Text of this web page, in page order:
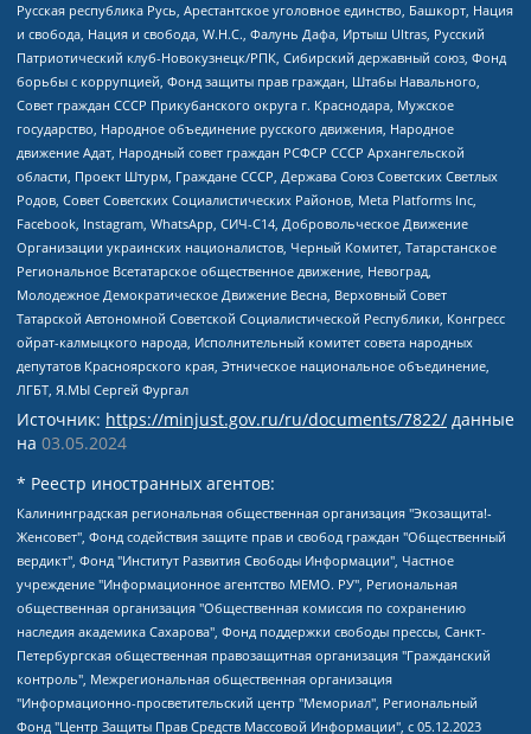
Русская республика Русь, Арестантское уголовное единство, Башкорт, Нация
и свобода, Нация и свобода, W.H.С., Фалунь Дафа, Иртыш Ultras, Русский
Патриотический клуб-Новокузнецк/РПК, Сибирский державный союз, Фонд
борьбы с коррупцией, Фонд защиты прав граждан, Штабы Навального,
Совет граждан СССР Прикубанского округа г. Краснодара, Мужское
государство, Народное объединение русского движения, Народное
движение Адат, Народный совет граждан РСФСР СССР Архангельской
области, Проект Штурм, Граждане СССР, Держава Союз Советских Светлых
Родов, Совет Советских Социалистических Районов, Meta Platforms Inc,
Facebook, Instagram, WhatsApp, СИЧ-С14, Добровольческое Движение
Организации украинских националистов, Черный Комитет, Татарстанское
Региональное Всетатарское общественное движение, Невоград,
Молодежное Демократическое Движение Весна, Верховный Совет
Татарской Автономной Советской Социалистической Республики, Конгресс
ойрат-калмыцкого народа, Исполнительный комитет совета народных
депутатов Красноярского края, Этническое национальное объединение,
ЛГБТ, Я.МЫ Сергей Фургал
Источник: https://minjust.gov.ru/ru/documents/7822/ данные
на 03.05.2024
* Реестр иностранных агентов:
Калининградская региональная общественная организация "Экозащита!-Женсовет", Фонд содействия защите прав и свобод граждан "Общественный вердикт", Фонд "Институт Развития Свободы Информации", Частное учреждение "Информационное агентство МЕМО. РУ", Региональная общественная организация "Общественная комиссия по сохранению наследия академика Сахарова", Фонд поддержки свободы прессы, Санкт-Петербургская общественная правозащитная организация "Гражданский контроль", Межрегиональная общественная организация "Информационно-просветительский центр "Мемориал", Региональный Фонд "Центр Защиты Прав Средств Массовой Информации", с 05.12.2023 Фонд "Центр Защиты Прав Средств массовой информации", Региональная общественная благотворительная организация помощи беженцам и мигрантам "Гражданское содействие", Негосударственное образовательное учреждение дополнительного профессионального образования (повышение квалификации) специалистов "АКАДЕМИЯ ПО ПРАВАМ ЧЕЛОВЕКА", Свердловская региональная общественная организация "Сутяжник", Автономная некоммерческая организация "Центр независимых социологических исследований", Союз общественных объединений "Российский исследовательский центр по правам человека", Региональное общественное учреждение научно-информационный центр "МЕМОРИАЛ", Некоммерческая организация "Фонд защиты гласности", Автономная некоммерческая организация "Институт прав человека", Городская общественная организация "Екатеринбургское общество "МЕМОРИАЛ", Городская общественная организация "Рязанское историко-просветительское и правозащитное общество "Мемориал" (Рязанский Мемориал), Челябинский региональный орган общественной самодеятельности – женское общественное объединение "Женщины Евразии", Челябинский региональный орган общественной самодеятельности "Уральская правозащитная группа", Фонд содействия защите здоровья и социальной справедливости имени Андрея Рылькова, Автономная Некоммерческая Организация "Аналитический Центр Юрия Левады", Автономная некоммерческая организация социальной поддержки населения "Проект Апрель", Региональная общественная организация помощи женщинам и детям, находящимся в кризисной ситуации "Информационно-методический центр "Анна", Фонд содействия развитию массовых коммуникаций и правовому просвещению "Так-так-Так", Фонд содействия устойчивому развитию "Серебряная тайга", Свердловский региональный общественный фонд социальных проектов "Новое время", "Idel.Реалии", Кавказ.Реалии, Крым.Реалии, Телеканал Настоящее Время, Татаро-башкирская служба Радио Свобода (Azatliq Radiosi), Радио Свободная Европа/Радио Свобода (PCE/PC), "Сибирь.Реалии", "Фактограф", Благотворительный фонд помощи осужденным и их семьям, Автономная некоммерческая организация "Институт глобализации и социальных движений", Фонд "В защиту прав заключенных", Частное учреждение "Центр поддержки и содействия развитию средств массовой информации", Пензенский региональный общественный благотворительный фонд "Гражданский союз", "Север.Реалии", Некоммерческая организация Фонд "Правовая инициатива", Общество с ограниченной ответственностью "Радио Свободная Европа/Радио Свобода", Чешское информационное агентство "MEDIUM-ORIENT", Красноярская региональная общественная организация "Мы против СПИДа", Камалягин Денис Николаевич, Маркелов Сергей Евгеньевич, Пономарев Лев Александрович, Савицкая Людмила Алексеевна, Автономная некоммерческая организация "Центр по работе с проблемой насилия "НАСИЛИЮ.НЕТ", Межрегиональный профессиональный союз работников здравоохранения "Альянс врачей", Юридическое лицо, зарегистрированное в Латвийской Республике, SIA "Medusa Project" (регистрационный номер 40103797863, дата регистрации 10.06.2014), Некоммерческая организация "Фонд по борьбе с коррупцией", Автономная некоммерческая организация "Институт права и публичной политики", Баданин Роман Сергеевич, Гликин Максим Александрович, Железнова Мария Михайловна, Лукьянова Юлия Сергеевна, Маетная Елизавета Витальевна, Маняхин Петр Борисович, Чуракова Ольга Владимировна, Ярош Юлия Петровна, Юридическое лицо "The Insider SIA", зарегистрированное в Риге, Латвийская Республика (дата регистрации 26.06.2015), являющееся администратором доменного имени интернет-издания "The Insider SIA", https://theins.ru, Постернак Алексей Евгеньевич, Рубин Михаил Аркадьевич, Анин Роман Александрович, Юридическое лицо Istories fonds, зарегистрированное в Латвийской Республике (регистрационный номер 50008295751, дата регистрации 24.02.2020), Великовский Дмитрий Александрович, Долинина Ирина Николаевна, Мароховская Алеся Алексеевна, Шлейнов Роман Юрьевич, Шмагун Олеся Валентиновна, Общество с ограниченной ответственностью "Альтаир 2021", Общество с ограниченной ответственностью "Вега 2021", Общество с ограниченной ответственностью "Главный редактор 2021", Общество с ограниченной ответственностью "Ромашки монолит", Важенков Артем Валерьевич, Ивановская областная общественная организация "Центр гендерных исследований", Гурман Юрий Альбертович, Медиапроект "ОВД-Инфо", Егоров Владимир Владимирович, Жилинский Владимир Александрович, Общество с ограниченной ответственностью "ЗП", Иванова София Юрьевна, Карезина Инна Павловна, Кильтау Екатерина Викторовна, Петров Алексей Викторович, Пискунов Сергей Евгеньевич, Смирнов Сергей Сергеевич, Тихонов Михаил Сергеевич, Общество с ограниченной ответственностью "ЖУРНАЛИСТ-ИНОСТРАННЫЙ АГЕНТ", Арапова Галина Юрьевна, Вольтская Татьяна Анатольевна, Американская компания "Mason G.E.S. Anonymous Foundation" (США), являющаяся владельцем интернет-издания https://mnews.world/, Компания "Stichting Bellingcat", зарегистрированная в Нидерландах (дата регистрации 11.07.2018), Захаров Андрей Вячеславович, Клепиковская Екатерина Дмитриевна, Общество с ограниченной ответственностью "МЕМО", Перл Роман Александрович, Симонов Евгений Алексеевич, Соловьева Елена Анатольевна, Сотников Даниил Владимирович, Сурначева Елизавета Дмитриевна, Автономная некоммерческая организация по защите прав человека и информированию населения "Якутия – Наше Мнение", Общество с ограниченной ответственностью "Москоу диджитал медиа", с 26.01.2023 Общество с ограниченной ответственностью "Чайка Белые сады", Ветошкина Валерия Валерьевна, Заговора Максим Александрович, Межрегиональное общественное движение "Российская ЛГБТ - сеть", Оленичев Максим Владимирович, Павлов Иван Юрьевич, Скворцова Елена Сергеевна, Общество с ограниченной ответственностью "Как бы инагент", Кочетков Игорь Викторович, Общество с ограниченной ответственностью "Честные выборы", Еланчик Олег Александрович, Общество с ограниченной ответственностью "Нобелевский призыв", Гималова Регина Эмилевна, Григорьев Андрей Валерьевич, Григорьева Алина Александровна, Ассоциация по содействию защите прав призывников, альтернативнослужащих и военнослужащих "Правозащитная группа "Гражданин.Армия.Право", Хисамова Регина Фаритовна, Автономная некоммерческая организация по реализации социально-правовых программ "Лилит", Дальневосточное общественное движение "Маяк", Санкт-Петербургская ЛГБТ-инициативная группа "Выход", Инициативная группа ЛГБТ+ "Реверс", Алексеев Андрей Викторович, Бекбулатова Таисия Львовна, Беляев Иван Михайлович, Владыкина Елена Сергеевна, Гельман Марат Александрович, Никульшина Вероника Юрьевна, Толоконникова Надежда Андреевна, Шендерович Виктор Анатольевич, Общество с ограниченной ответственностью "Данное сообщение", Общество с ограниченной ответственностью Издательский дом "Новая глава", Айнбиндер Александра Александровна, Московский комьюнити-центр для ЛГБТ+инициатив, Благотворительный фонд развития филантропии, Deutsche Welle (Германия, Kurt-Schumacher-Strasse 3, 53113 Bonn), Борзунова Мария Михайловна, Воробьев Виктор Викторович, Голубева Анна Львовна, Константинова Алла Михайловна, Малкова Ирина Владимировна, Мурадов Мурад Абдулгалимович, Осетинская Елизавета Николаевна, Понасенков Евгений Николаевич, Ганапольский Матвей Юрьевич, Киселев Евгений Алексеевич, Борухович Ирина Григорьевна, Дремин Иван Тимофеевич, Дубровский Дмитрий Викторович, Красноярская региональная общественная организация поддержки и развития альтернативных образовательных технологий и межкультурных коммуникаций "ИНТЕРРА", Маяковская Екатерина Алексеевна, Фейгин Марк Захарович, Филимонов Андрей Викторович, Дзугкоева Регина Николаевна, Доброхотов Роман Александрович, Дудь Юрий Александрович, Елкин Сергей Владимирович, Кругликов Кирилл Игоревич, Сабунаева Мария Леонидовна, Семенов Алексей Владимирович, Шаинян Карен Багратович, Шульман Екатерина Михайловна, Асафьев Артур Валерьевич, Вахштайн Виктор Семенович, Венедиктов Алексей Алексеевич, Лушникова Екатерина Евгеньевна, Волков Леонид Михайлович, Невзоров Александр Глебович, Пархоменко Сергей Борисович, Сироткин Ярослав Николаевич, Кара-Мурза Владимир Владимирович, Баранова Наталья Владимировна, Гозман Леонид Яковлевич, Кагарлицкий Борис Юльевич, Климарев Михаил Валерьевич, Милов Владимир Станиславович, Автономная некоммерческая организация Краснодарский центр современного искусства "Типография", Моргенштерн Алишер Тагирович, Соболь Любовь Эдуардовна, Общество с ограниченной ответственностью "ЛИЗА НОРМ", Каспаров Гарри Кимович, Ходорковский Михаил Борисович, Общество с ограниченной ответственностью "Апрельские тезисы", Данилович Ирина Брониславовна, Кашин Олег Владимирович, Петров Николай Владимирович, Пивоваров Алексей Владимирович, Соколов Михаил Владимирович, Цветкова Юлия Владимировна, Чичваркин Евгений Александрович, Комитет против пыток/Команда против пыток, Общество с ограниченной ответственностью "Первый научный", Общество с ограниченной ответственностью "Вертолет и ко", Белоцерковская Вероника Борисовна, Кац Максим Евгеньевич, Лазарева Татьяна Юрьевна, Шаведдинов Руслан Табризович, Яшин Илья Валерьевич, Общество с ограниченной ответственностью "Иноагент ААВ", Алешковский Дмитрий Петрович, Альбац Евгения Марковна, Быков Дмитрий Львович, Галямина Юлия Евгеньевна, Лойко Сергей Леонидович, Мартынов Кирилл Константинович, Медведев Сергей Александрович, Крашенинников Федор Геннадиевич, Гордеева Катерина Вл